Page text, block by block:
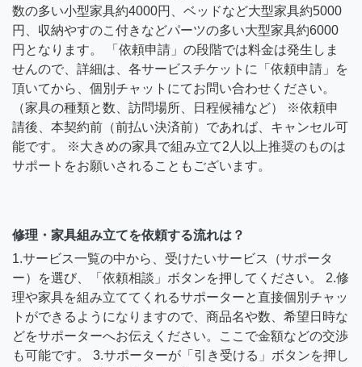
数の多い小型家具約4000円、ベッドなど大型家具約5000
円、収納やすのこ付きなどパーツの多い大型家具約6000
円となります。 「依頼申請」の段階では料金は発生しま
せんので、詳細は、各サービスチケットに「依頼申請」を
頂いてから、個別チャットにてお問い合わせください。
（家具の種類と数、訪問場所、日程候補など） ※依頼申
請後、本契約前（前払い決済前）であれば、キャンセル可
能です。 ※大きめの家具で組み立て2人以上推奨のものは
サポートをお願いされることもございます。
修理・家具組み立てを依頼する流れは？
1.サービス一覧の中から、受けたいサービス（サポータ
ー）を選び、「依頼相談」ボタンを押してください。 2.修
理や家具を組み立ててくれるサポーターと直接個別チャッ
トができるようになりますので、商品名や数、希望日時な
どをサポーターへお伝えください。ここで金額などの交渉
も可能です。 3.サポーターが「引き受ける」ボタンを押し